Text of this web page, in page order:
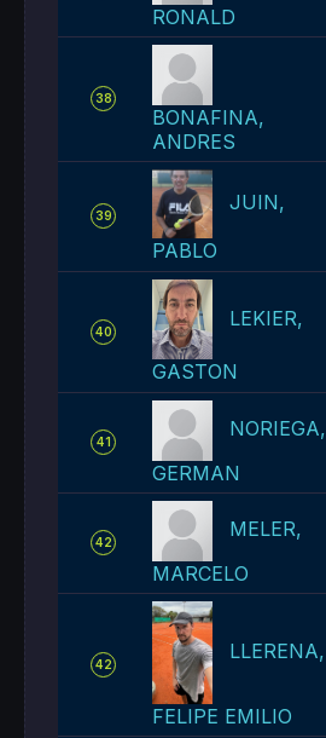
RONALD
38
BONAFINA,
ANDRES
39
JUIN,
PABLO
40
LEKIER,
GASTON
41
NORIEGA,
GERMAN
42
MELER,
MARCELO
42
LLERENA,
FELIPE EMILIO